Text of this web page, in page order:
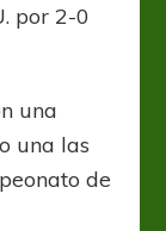
por 2-0
una
una las
de